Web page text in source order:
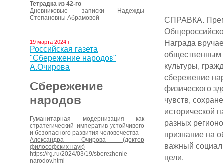
Тетрадка из 42-го
Дневниковые записки Надежды
Степановны Абрамовой
19 марта 2024 г.
Российская газета
"Сбережение народов"
А.Очирова
Сбережение
народов
Гуманитарная модернизация как
стратегический императив устойчивого
и безопасного развития человечества
Александра Очирова (доктор
философских наук)
https://rg.ru/2024/03/19/sberezhenie-
narodov.html
СПРАВКА.
Награда
общественным
культуры,
сбережение
физического
чувств,
исторической
разных
признание на
важный
цели.